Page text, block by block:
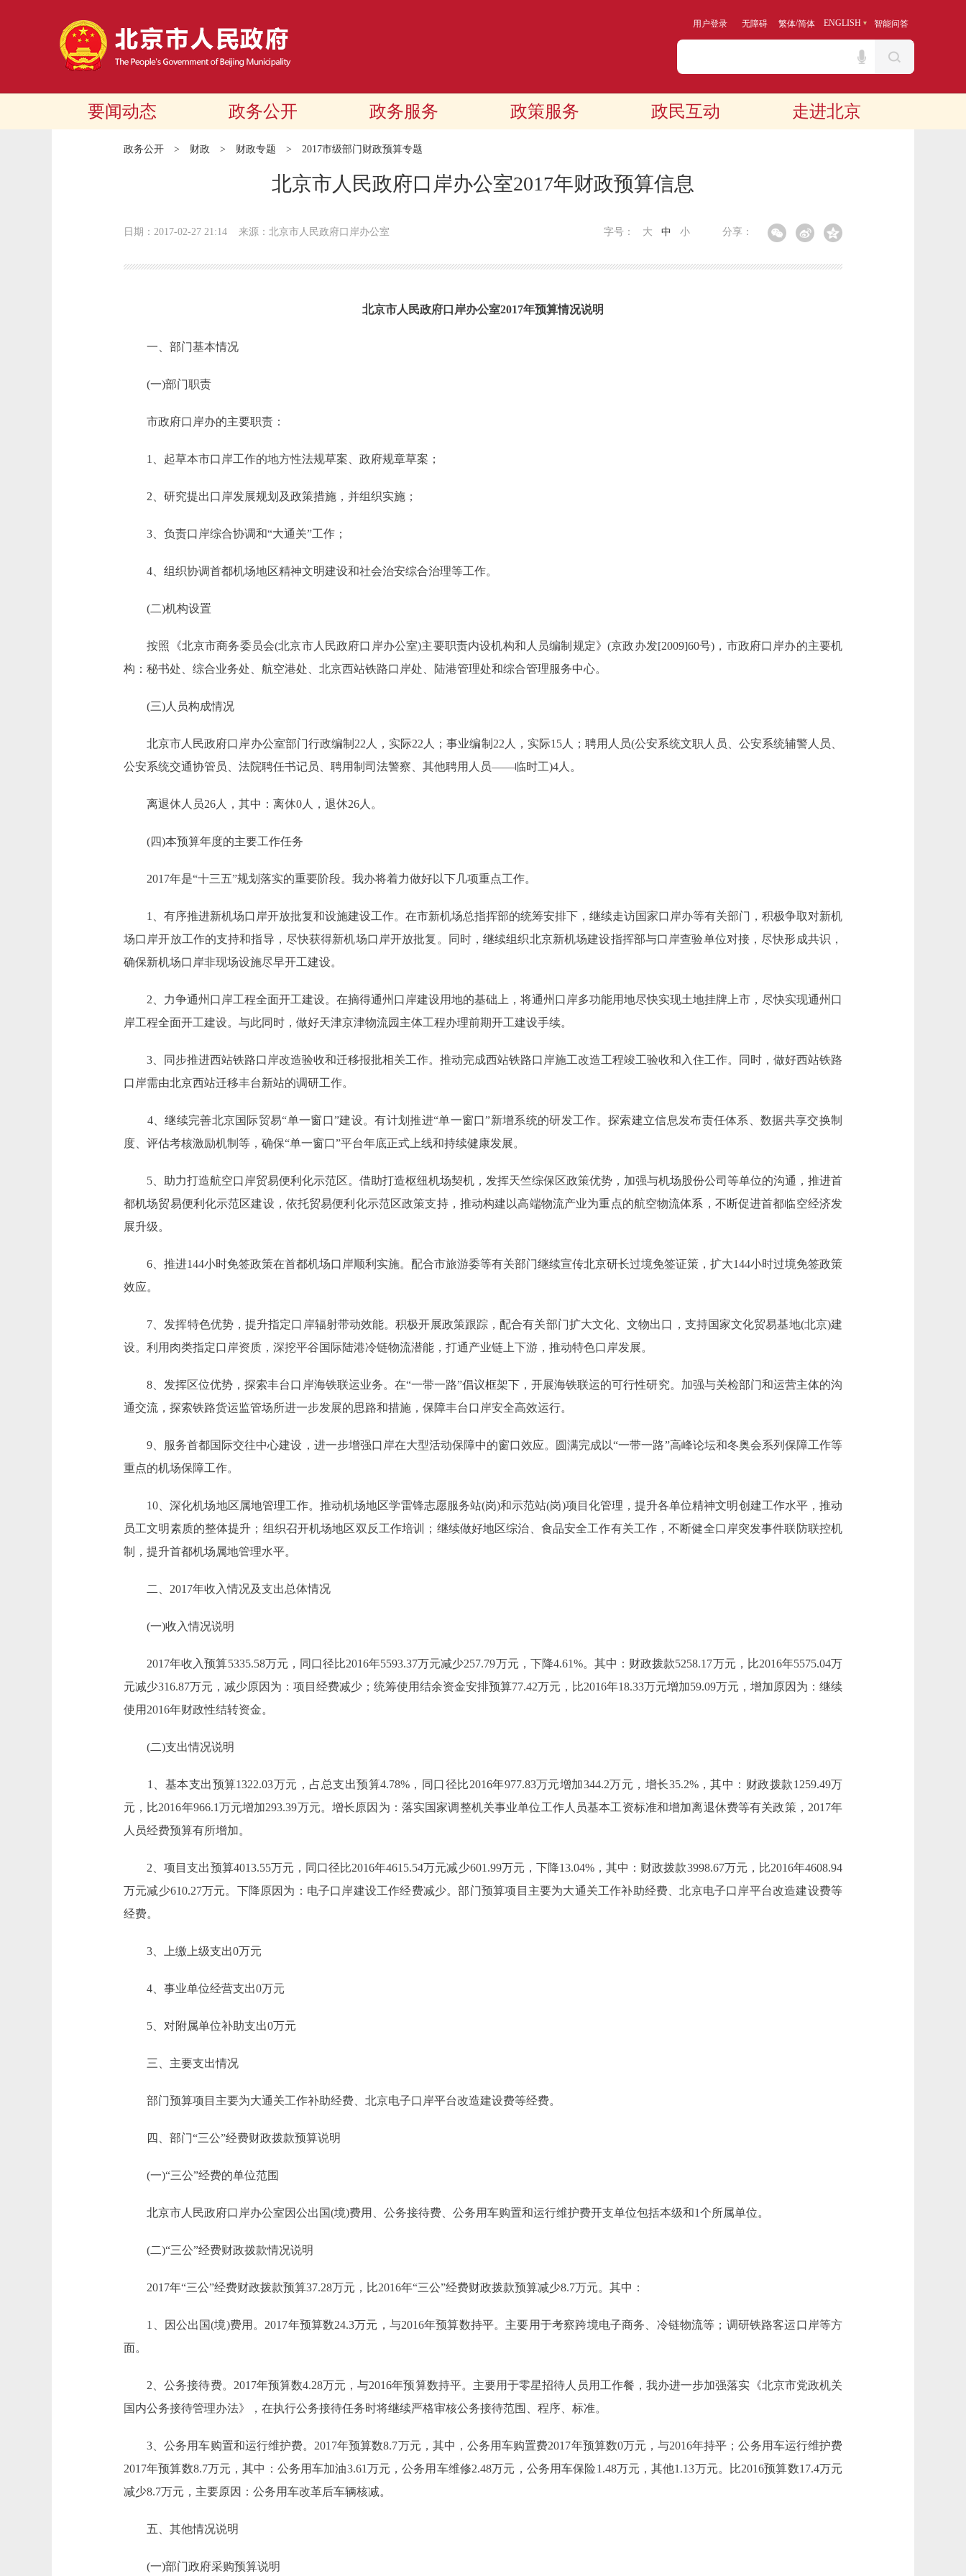
用户登录 无障碍 繁体/简体 ENGLISH 智能问答
要闻动态 政务公开 政务服务 政策服务 政民互动 走进北京
政务公开 > 财政 > 财政专题 > 2017市级部门财政预算专题
北京市人民政府口岸办公室2017年财政预算信息
日期：2017-02-27 21:14 来源：北京市人民政府口岸办公室 分享：
字号： 大 中 小
北京市人民政府口岸办公室2017年预算情况说明
一、部门基本情况
(一)部门职责
市政府口岸办的主要职责：
1、起草本市口岸工作的地方性法规草案、政府规章草案；
2、研究提出口岸发展规划及政策措施，并组织实施；
3、负责口岸综合协调和“大通关”工作；
4、组织协调首都机场地区精神文明建设和社会治安综合治理等工作。
(二)机构设置
按照《北京市商务委员会(北京市人民政府口岸办公室)主要职责内设机构和人员编制规定》(京政办发[2009]60号)，市政府口岸办的主要机
构：秘书处、综合业务处、航空港处、北京西站铁路口岸处、陆港管理处和综合管理服务中心。
(三)人员构成情况
北京市人民政府口岸办公室部门行政编制22人，实际22人；事业编制22人，实际15人；聘用人员(公安系统文职人员、公安系统辅警人员、
公安系统交通协管员、法院聘任书记员、聘用制司法警察、其他聘用人员——临时工)4人。
离退休人员26人，其中：离休0人，退休26人。
(四)本预算年度的主要工作任务
2017年是“十三五”规划落实的重要阶段。我办将着力做好以下几项重点工作。
1、有序推进新机场口岸开放批复和设施建设工作。在市新机场总指挥部的统筹安排下，继续走访国家口岸办等有关部门，积极争取对新机
场口岸开放工作的支持和指导，尽快获得新机场口岸开放批复。同时，继续组织北京新机场建设指挥部与口岸查验单位对接，尽快形成共识，
确保新机场口岸非现场设施尽早开工建设。
2、力争通州口岸工程全面开工建设。在摘得通州口岸建设用地的基础上，将通州口岸多功能用地尽快实现土地挂牌上市，尽快实现通州口
岸工程全面开工建设。与此同时，做好天津京津物流园主体工程办理前期开工建设手续。
3、同步推进西站铁路口岸改造验收和迁移报批相关工作。推动完成西站铁路口岸施工改造工程竣工验收和入住工作。同时，做好西站铁路
口岸需由北京西站迁移丰台新站的调研工作。
4、继续完善北京国际贸易“单一窗口”建设。有计划推进“单一窗口”新增系统的研发工作。探索建立信息发布责任体系、数据共享交换制
度、评估考核激励机制等，确保“单一窗口”平台年底正式上线和持续健康发展。
5、助力打造航空口岸贸易便利化示范区。借助打造枢纽机场契机，发挥天竺综保区政策优势，加强与机场股份公司等单位的沟通，推进首
都机场贸易便利化示范区建设，依托贸易便利化示范区政策支持，推动构建以高端物流产业为重点的航空物流体系，不断促进首都临空经济发
展升级。
6、推进144小时免签政策在首都机场口岸顺利实施。配合市旅游委等有关部门继续宣传北京研长过境免签证策，扩大144小时过境免签政策
效应。
7、发挥特色优势，提升指定口岸辐射带动效能。积极开展政策跟踪，配合有关部门扩大文化、文物出口，支持国家文化贸易基地(北京)建
设。利用肉类指定口岸资质，深挖平谷国际陆港冷链物流潜能，打通产业链上下游，推动特色口岸发展。
8、发挥区位优势，探索丰台口岸海铁联运业务。在“一带一路”倡议框架下，开展海铁联运的可行性研究。加强与关检部门和运营主体的沟
通交流，探索铁路货运监管场所进一步发展的思路和措施，保障丰台口岸安全高效运行。
9、服务首都国际交往中心建设，进一步增强口岸在大型活动保障中的窗口效应。圆满完成以“一带一路”高峰论坛和冬奥会系列保障工作等
重点的机场保障工作。
10、深化机场地区属地管理工作。推动机场地区学雷锋志愿服务站(岗)和示范站(岗)项目化管理，提升各单位精神文明创建工作水平，推动
员工文明素质的整体提升；组织召开机场地区双反工作培训；继续做好地区综治、食品安全工作有关工作，不断健全口岸突发事件联防联控机
制，提升首都机场属地管理水平。
二、2017年收入情况及支出总体情况
(一)收入情况说明
2017年收入预算5335.58万元，同口径比2016年5593.37万元减少257.79万元，下降4.61%。其中：财政拨款5258.17万元，比2016年5575.04万
元减少316.87万元，减少原因为：项目经费减少；统筹使用结余资金安排预算77.42万元，比2016年18.33万元增加59.09万元，增加原因为：继续
使用2016年财政性结转资金。
(二)支出情况说明
1、基本支出预算1322.03万元，占总支出预算4.78%，同口径比2016年977.83万元增加344.2万元，增长35.2%，其中：财政拨款1259.49万
元，比2016年966.1万元增加293.39万元。增长原因为：落实国家调整机关事业单位工作人员基本工资标准和增加离退休费等有关政策，2017年
人员经费预算有所增加。
2、项目支出预算4013.55万元，同口径比2016年4615.54万元减少601.99万元，下降13.04%，其中：财政拨款3998.67万元，比2016年4608.94
万元减少610.27万元。下降原因为：电子口岸建设工作经费减少。部门预算项目主要为大通关工作补助经费、北京电子口岸平台改造建设费等
经费。
3、上缴上级支出0万元
4、事业单位经营支出0万元
5、对附属单位补助支出0万元
三、主要支出情况
部门预算项目主要为大通关工作补助经费、北京电子口岸平台改造建设费等经费。
四、部门“三公”经费财政拨款预算说明
(一)“三公”经费的单位范围
北京市人民政府口岸办公室因公出国(境)费用、公务接待费、公务用车购置和运行维护费开支单位包括本级和1个所属单位。
(二)“三公”经费财政拨款情况说明
2017年“三公”经费财政拨款预算37.28万元，比2016年“三公”经费财政拨款预算减少8.7万元。其中：
1、因公出国(境)费用。2017年预算数24.3万元，与2016年预算数持平。主要用于考察跨境电子商务、冷链物流等；调研铁路客运口岸等方
面。
2、公务接待费。2017年预算数4.28万元，与2016年预算数持平。主要用于零星招待人员用工作餐，我办进一步加强落实《北京市党政机关
国内公务接待管理办法》，在执行公务接待任务时将继续严格审核公务接待范围、程序、标准。
3、公务用车购置和运行维护费。2017年预算数8.7万元，其中，公务用车购置费2017年预算数0万元，与2016年持平；公务用车运行维护费
2017年预算数8.7万元，其中：公务用车加油3.61万元，公务用车维修2.48万元，公务用车保险1.48万元，其他1.13万元。比2016预算数17.4万元
减少8.7万元，主要原因：公务用车改革后车辆核减。
五、其他情况说明
(一)部门政府采购预算说明